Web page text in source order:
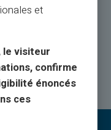
od 9h do 18:30
et
le visiteur
confirme
énoncés
ces